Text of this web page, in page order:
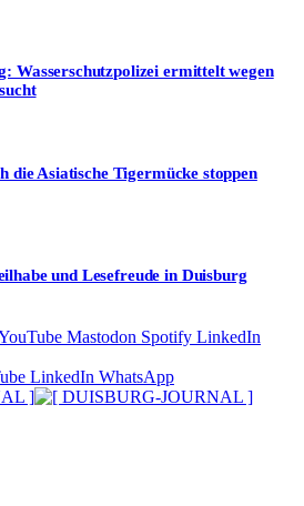
Wasserschutzpolizei ermittelt wegen
die Asiatische Tigermücke stoppen
und Lesefreude in Duisburg
Mastodon Spotify LinkedIn
LinkedIn WhatsApp